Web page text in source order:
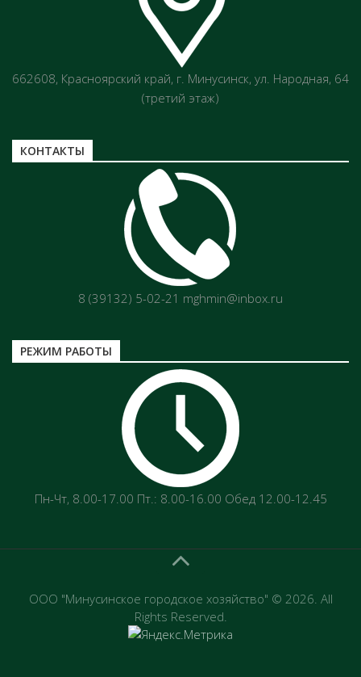
662608, Красноярский край, г. Минусинск, ул. Народная, 64
(третий этаж)
КОНТАКТЫ
8 (39132) 5-02-21 mghmin@inbox.ru
РЕЖИМ РАБОТЫ
Пн-Чт‚ 8.00-17.00 Пт.: 8.00-16.00 Обед 12.00-12.45
ООО "Минусинское городское хозяйство" © 2026. All
Rights Reserved.